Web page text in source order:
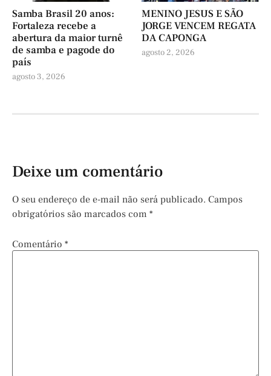
Samba Brasil 20 anos:
Fortaleza recebe a
abertura da maior turnê
de samba e pagode do
país
agosto 3, 2026
MENINO JESUS E SÃO
JORGE VENCEM REGATA
DA CAPONGA
agosto 2, 2026
Deixe um comentário
O seu endereço de e-mail não será publicado. Campos
obrigatórios são marcados com *
Comentário *